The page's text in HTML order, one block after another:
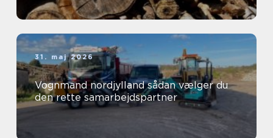
31. maj 2026
Vognmand nordjylland sådan vælger du
den rette samarbejdspartner